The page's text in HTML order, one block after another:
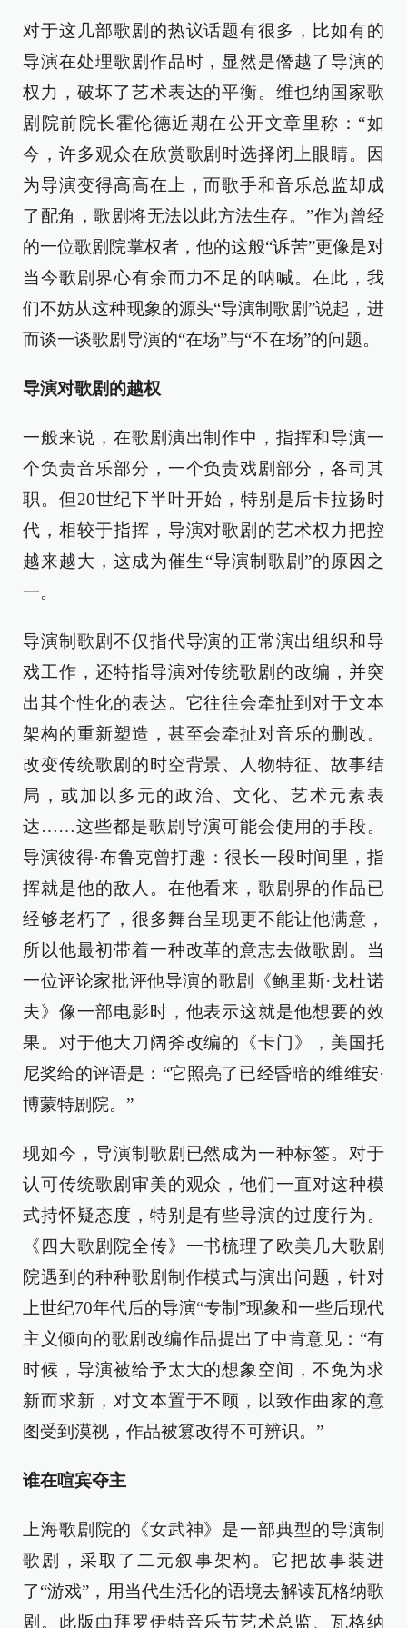
对于这几部歌剧的热议话题有很多，比如有的
导演在处理歌剧作品时，显然是僭越了导演的
权力，破坏了艺术表达的平衡。维也纳国家歌
剧院前院长霍伦德近期在公开文章里称：“如
今，许多观众在欣赏歌剧时选择闭上眼睛。因
为导演变得高高在上，而歌手和音乐总监却成
了配角，歌剧将无法以此方法生存。”作为曾经
的一位歌剧院掌权者，他的这般“诉苦”更像是对
当今歌剧界心有余而力不足的呐喊。在此，我
们不妨从这种现象的源头“导演制歌剧”说起，进
而谈一谈歌剧导演的“在场”与“不在场”的问题。
导演对歌剧的越权
一般来说，在歌剧演出制作中，指挥和导演一
个负责音乐部分，一个负责戏剧部分，各司其
职。但20世纪下半叶开始，特别是后卡拉扬时
代，相较于指挥，导演对歌剧的艺术权力把控
越来越大，这成为催生“导演制歌剧”的原因之
一。
导演制歌剧不仅指代导演的正常演出组织和导
戏工作，还特指导演对传统歌剧的改编，并突
出其个性化的表达。它往往会牵扯到对于文本
架构的重新塑造，甚至会牵扯对音乐的删改。
改变传统歌剧的时空背景、人物特征、故事结
局，或加以多元的政治、文化、艺术元素表
达……这些都是歌剧导演可能会使用的手段。
导演彼得·布鲁克曾打趣：很长一段时间里，指
挥就是他的敌人。在他看来，歌剧界的作品已
经够老朽了，很多舞台呈现更不能让他满意，
所以他最初带着一种改革的意志去做歌剧。当
一位评论家批评他导演的歌剧《鲍里斯·戈杜诺
夫》像一部电影时，他表示这就是他想要的效
果。对于他大刀阔斧改编的《卡门》，美国托
尼奖给的评语是：“它照亮了已经昏暗的维维安·
博蒙特剧院。”
现如今，导演制歌剧已然成为一种标签。对于
认可传统歌剧审美的观众，他们一直对这种模
式持怀疑态度，特别是有些导演的过度行为。
《四大歌剧院全传》一书梳理了欧美几大歌剧
院遇到的种种歌剧制作模式与演出问题，针对
上世纪70年代后的导演“专制”现象和一些后现代
主义倾向的歌剧改编作品提出了中肯意见：“有
时候，导演被给予太大的想象空间，不免为求
新而求新，对文本置于不顾，以致作曲家的意
图受到漠视，作品被篡改得不可辨识。”
谁在喧宾夺主
上海歌剧院的《女武神》是一部典型的导演制
歌剧，采取了二元叙事架构。它把故事装进
了“游戏”，用当代生活化的语境去解读瓦格纳歌
剧。此版由拜罗伊特音乐节艺术总监、瓦格纳